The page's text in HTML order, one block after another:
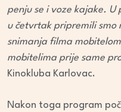
penju se i voze kajake.
u četvrtak pripremili smo
snimanja filma
mobitelima prije same
Kinokluba Karlovac.
Nakon toga program